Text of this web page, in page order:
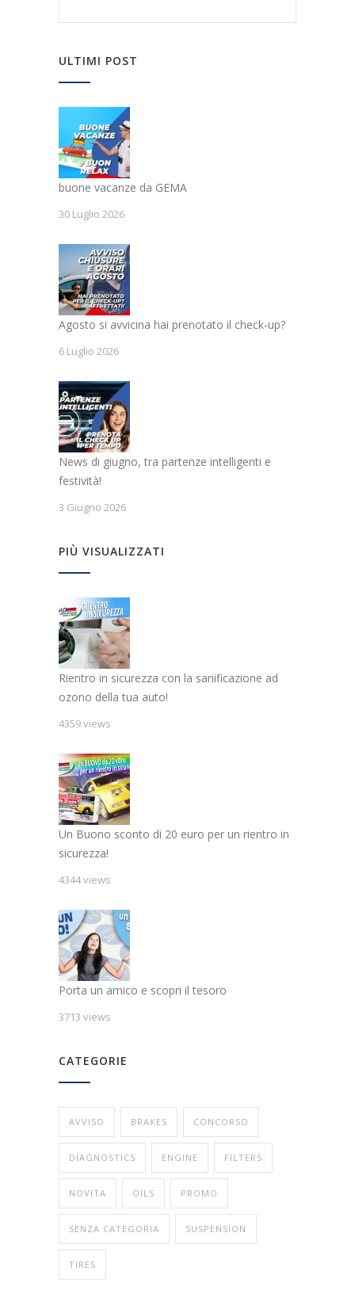
ULTIMI POST
buone vacanze da GEMA
30 Luglio 2026
Agosto si avvicina hai prenotato il check-up?
6 Luglio 2026
News di giugno, tra partenze intelligenti e
festività!
3 Giugno 2026
PIÙ VISUALIZZATI
Rientro in sicurezza con la sanificazione ad
ozono della tua auto!
4359 views
Un Buono sconto di 20 euro per un rientro in
sicurezza!
4344 views
Porta un amico e scopri il tesoro
3713 views
CATEGORIE
AVVISO BRAKES CONCORSO
DIAGNOSTICS ENGINE FILTERS
NOVITA OILS PROMO
SENZA CATEGORIA SUSPENSION
TIRES